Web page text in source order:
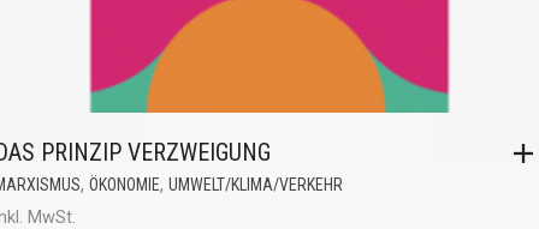
PRINZIP VERZWEIGUNG
, ÖKONOMIE, UMWELT/KLIMA/VERKEHR
MwSt.